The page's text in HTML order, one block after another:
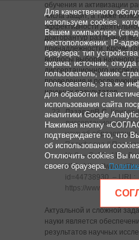
обучения и активизации
числа защит, а также
эффективности
докторантур различной
принадлежности. Кроме
вопросы выбора научного
диссертационного
проведения и
научных результатов.
ЛазаревВ.С.
диссертационных
наук об
Подуфалов //
№ 8. ‒ C. 30‒41. ‒
URL: https://
id=44738930. ‒URL:
https://
Актуальной и сложной
науки является
результатов научных
Для качественного
используем cookies,
Вашем компьютере
местоположении; IP-
браузера; тип
экрана; источник,
пользователь; какие
пользователь; эта же
для обработки
использования сайта
аналитики Google
Нажимая кнопку
подтверждаете то, что
об использовании
Отключить cookies Вы
своего браузера.